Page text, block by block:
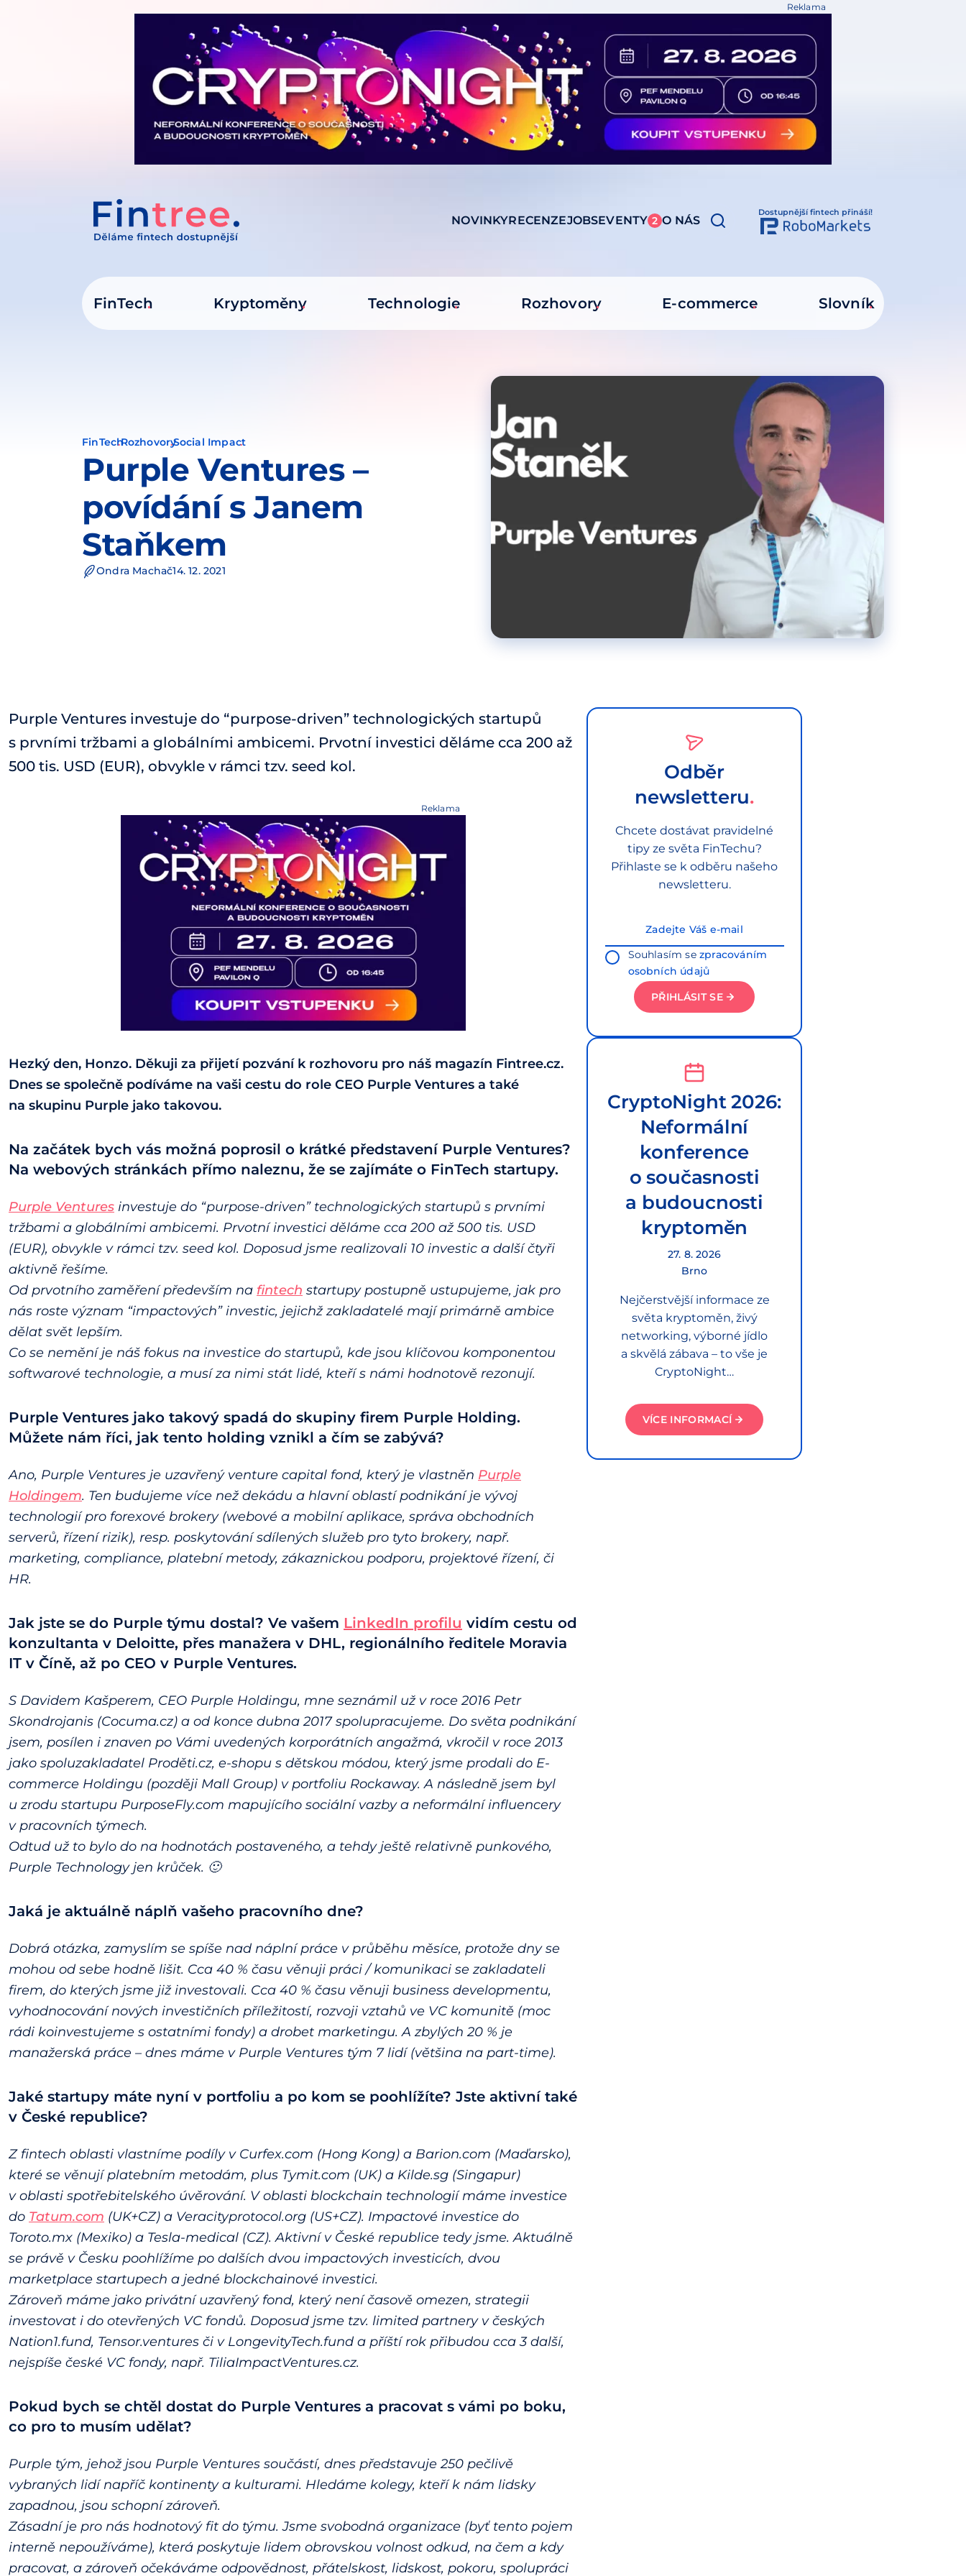
Reklama
NOVINKYRECENZEJOBSEVENTY 2 O NÁS
Dostupnější fintech přináší!
FinTech Kryptoměny Technologie Rozhovory E-commerce Slovník
FinTechRozhovorySocial Impact
Purple Ventures –
povídání s Janem
Staňkem
Ondra Machač14. 12. 2021
Purple Ventures investuje do “purpose-driven” technologických startupů
s prvními tržbami a globálními ambicemi. Prvotní investici děláme cca 200 až
500 tis. USD (EUR), obvykle v rámci tzv. seed kol.
Reklama
Hezký den, Honzo. Děkuji za přijetí pozvání k rozhovoru pro náš magazín Fintree.cz.
Dnes se společně podíváme na vaši cestu do role CEO Purple Ventures a také
na skupinu Purple jako takovou.
Na začátek bych vás možná poprosil o krátké představení Purple Ventures?
Na webových stránkách přímo naleznu, že se zajímáte o FinTech startupy.
Purple Ventures investuje do “purpose-driven” technologických startupů s prvními
tržbami a globálními ambicemi. Prvotní investici děláme cca 200 až 500 tis. USD
(EUR), obvykle v rámci tzv. seed kol. Doposud jsme realizovali 10 investic a další čtyři
aktivně řešíme.
Od prvotního zaměření především na fintech startupy postupně ustupujeme, jak pro
nás roste význam “impactových” investic, jejichž zakladatelé mají primárně ambice
dělat svět lepším.
Co se nemění je náš fokus na investice do startupů, kde jsou klíčovou komponentou
softwarové technologie, a musí za nimi stát lidé, kteří s námi hodnotově rezonují.
Purple Ventures jako takový spadá do skupiny firem Purple Holding.
Můžete nám říci, jak tento holding vznikl a čím se zabývá?
Ano, Purple Ventures je uzavřený venture capital fond, který je vlastněn Purple
Holdingem. Ten budujeme více než dekádu a hlavní oblastí podnikání je vývoj
technologií pro forexové brokery (webové a mobilní aplikace, správa obchodních
serverů, řízení rizik), resp. poskytování sdílených služeb pro tyto brokery, např.
marketing, compliance, platební metody, zákaznickou podporu, projektové řízení, či
HR.
Jak jste se do Purple týmu dostal? Ve vašem LinkedIn profilu vidím cestu od
konzultanta v Deloitte, přes manažera v DHL, regionálního ředitele Moravia
IT v Číně, až po CEO v Purple Ventures.
S Davidem Kašperem, CEO Purple Holdingu, mne seznámil už v roce 2016 Petr
Skondrojanis (Cocuma.cz) a od konce dubna 2017 spolupracujeme. Do světa podnikání
jsem, posílen i znaven po Vámi uvedených korporátních angažmá, vkročil v roce 2013
jako spoluzakladatel Proděti.cz, e-shopu s dětskou módou, který jsme prodali do E-
commerce Holdingu (později Mall Group) v portfoliu Rockaway. A následně jsem byl
u zrodu startupu PurposeFly.com mapujícího sociální vazby a neformální influencery
v pracovních týmech.
Odtud už to bylo do na hodnotách postaveného, a tehdy ještě relativně punkového,
Purple Technology jen krůček. 🙂
Jaká je aktuálně náplň vašeho pracovního dne?
Dobrá otázka, zamyslím se spíše nad náplní práce v průběhu měsíce, protože dny se
mohou od sebe hodně lišit. Cca 40 % času věnuji práci / komunikaci se zakladateli
firem, do kterých jsme již investovali. Cca 40 % času věnuji business developmentu,
vyhodnocování nových investičních příležitostí, rozvoji vztahů ve VC komunitě (moc
rádi koinvestujeme s ostatními fondy) a drobet marketingu. A zbylých 20 % je
manažerská práce – dnes máme v Purple Ventures tým 7 lidí (většina na part-time).
Jaké startupy máte nyní v portfoliu a po kom se poohlížíte? Jste aktivní také
v České republice?
Z fintech oblasti vlastníme podíly v Curfex.com (Hong Kong) a Barion.com (Maďarsko),
které se věnují platebním metodám, plus Tymit.com (UK) a Kilde.sg (Singapur)
v oblasti spotřebitelského úvěrování. V oblasti blockchain technologií máme investice
do Tatum.com (UK+CZ) a Veracityprotocol.org (US+CZ). Impactové investice do
Toroto.mx (Mexiko) a Tesla-medical (CZ). Aktivní v České republice tedy jsme. Aktuálně
se právě v Česku poohlížíme po dalších dvou impactových investicích, dvou
marketplace startupech a jedné blockchainové investici.
Zároveň máme jako privátní uzavřený fond, který není časově omezen, strategii
investovat i do otevřených VC fondů. Doposud jsme tzv. limited partnery v českých
Nation1.fund, Tensor.ventures či v LongevityTech.fund a příští rok přibudou cca 3 další,
nejspíše české VC fondy, např. TiliaImpactVentures.cz.
Pokud bych se chtěl dostat do Purple Ventures a pracovat s vámi po boku,
co pro to musím udělat?
Purple tým, jehož jsou Purple Ventures součástí, dnes představuje 250 pečlivě
vybraných lidí napříč kontinenty a kulturami. Hledáme kolegy, kteří k nám lidsky
zapadnou, jsou schopní zároveň.
Zásadní je pro nás hodnotový fit do týmu. Jsme svobodná organizace (byť tento pojem
interně nepoužíváme), která poskytuje lidem obrovskou volnost odkud, na čem a kdy
pracovat, a zároveň očekáváme odpovědnost, přátelskost, lidskost, pokoru, spolupráci
Odběr
newsletteru
Chcete dostávat pravidelné
tipy ze světa FinTechu?
Přihlaste se k odběru našeho
newsletteru.
Souhlasím sezpracováním
osobních údajů
PŘIHLÁSIT SE
CryptoNight 2026:
Neformální
konference
o současnosti
a budoucnosti
kryptoměn
27. 8. 2026
Brno
Nejčerstvější informace ze
světa kryptoměn, živý
networking, výborné jídlo
a skvělá zábava – to vše je
CryptoNight…
VÍCE INFORMACÍ